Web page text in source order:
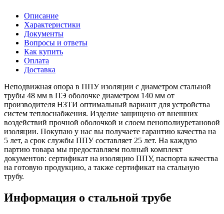
Описание
Характеристики
Документы
Вопросы и ответы
Как купить
Оплата
Доставка
Неподвижная опора в ППУ изоляции с диаметром стальной
трубы 48 мм в ПЭ оболочке диаметром 140 мм от
производителя НЗТИ оптимальный вариант для устройства
систем теплоснабжения. Изделие защищено от внешних
воздействий прочной оболочкой и слоем пенополиуретановой
изоляции. Покупаю у нас вы получаете гарантию качества на
5 лет, а срок службы ППУ составляет 25 лет. На каждую
партию товара мы предоставляем полный комплект
документов: сертификат на изоляцию ППУ, паспорта качества
на готовую продукцию, а также сертификат на стальную
трубу.
Информация о стальной трубе